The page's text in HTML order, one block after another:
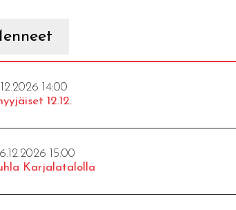
14:00
12.12.
15:00
Karjalatalolla